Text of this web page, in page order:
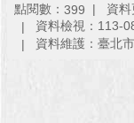
聞
澄
清
點閱數： 399
資
資料檢視：113-
資料維護：臺北